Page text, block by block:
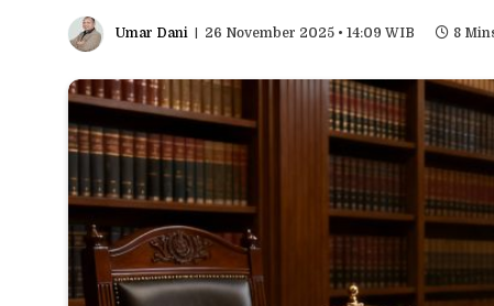
Umar Dani 26 November 2025 • 14:09 WIB 8